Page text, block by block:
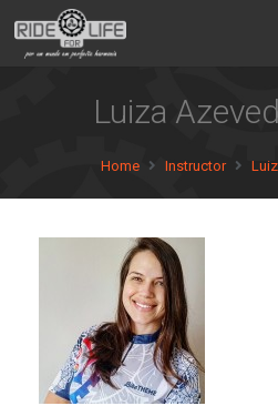
Luiza
Home Instructor